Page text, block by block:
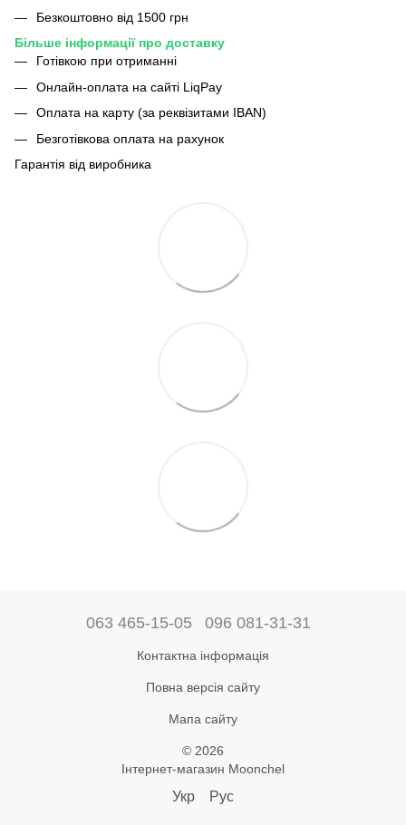
Безкоштовно від 1500 грн
Більше інформації про доставку
Готівкою при отриманні
Онлайн-оплата на сайті LiqPay
Оплата на карту (за реквізитами IBAN)
Безготівкова оплата на рахунок
Гарантія від виробника
063 465-15-05 096 081-31-31
Контактна інформація
Повна версія сайту
Мапа сайту
© 2026
Інтернет-магазин Moonchel
Укр Рус